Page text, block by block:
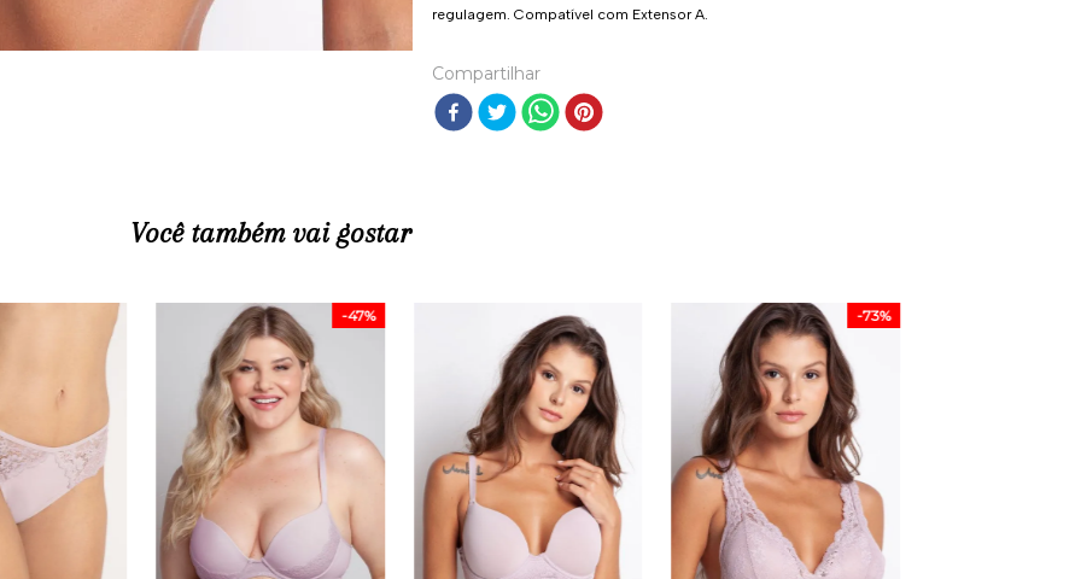
regulagem. Compatível com Extensor A.
Compartilhar
Você também vai gostar
-47% -73%